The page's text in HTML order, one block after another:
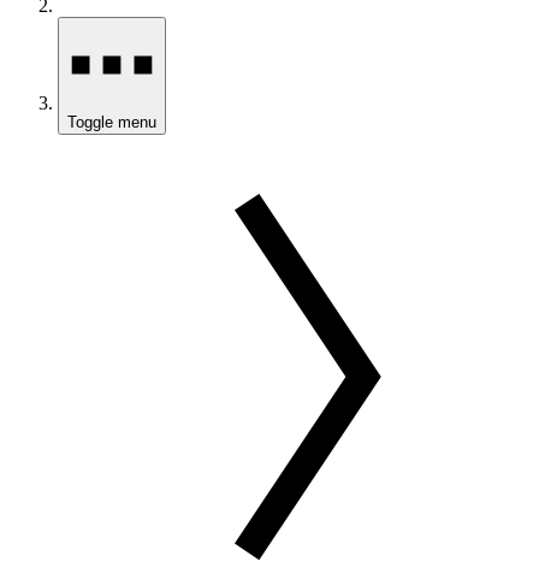
Toggle menu